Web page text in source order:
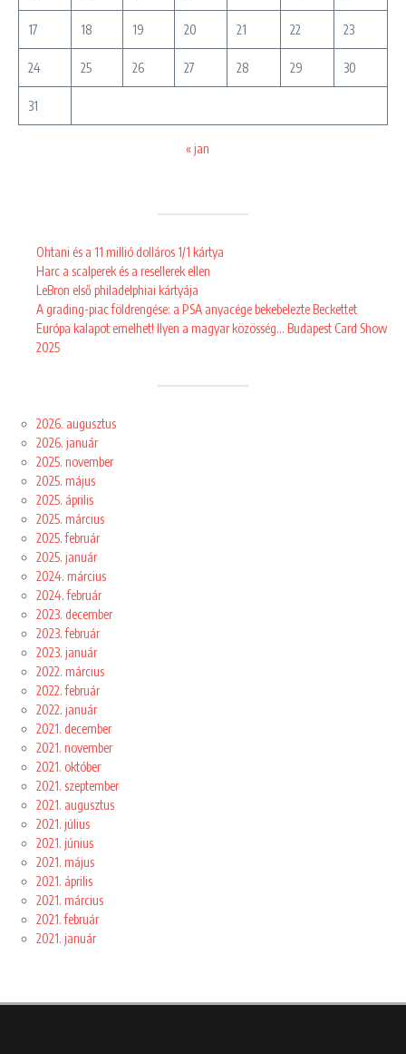
17 18 19 20 21 22 23
24 25 26 27 28 29 30
31
« jan
Ohtani és a 11 millió dolláros 1/1 kártya
Harc a scalperek és a resellerek ellen
LeBron első philadelphiai kártyája
A grading-piac földrengése: a PSA anyacége bekebelezte Beckettet
Európa kalapot emelhet! Ilyen a magyar közösség… Budapest Card Show
2025
2026. augusztus
2026. január
2025. november
2025. május
2025. április
2025. március
2025. február
2025. január
2024. március
2024. február
2023. december
2023. február
2023. január
2022. március
2022. február
2022. január
2021. december
2021. november
2021. október
2021. szeptember
2021. augusztus
2021. július
2021. június
2021. május
2021. április
2021. március
2021. február
2021. január